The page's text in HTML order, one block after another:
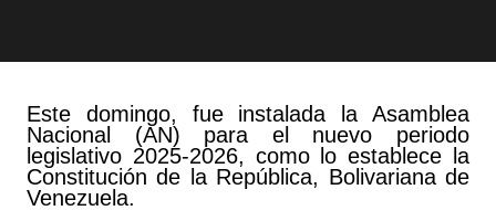
Este domingo, fue instalada la Asamblea
Nacional (AN) para el nuevo periodo
legislativo 2025-2026, como lo establece la
Constitución de la República, Bolivariana de
Venezuela.